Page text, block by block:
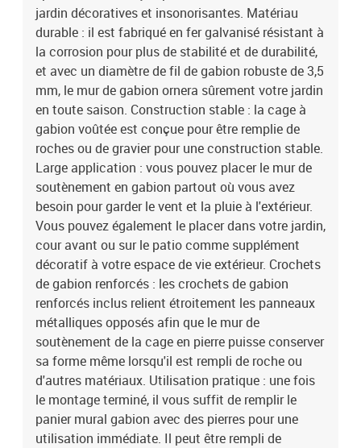
jardin décoratives et insonorisantes. Matériau
durable : il est fabriqué en fer galvanisé résistant à
la corrosion pour plus de stabilité et de durabilité,
et avec un diamètre de fil de gabion robuste de 3,5
mm, le mur de gabion ornera sûrement votre jardin
en toute saison. Construction stable : la cage à
gabion voûtée est conçue pour être remplie de
roches ou de gravier pour une construction stable.
Large application : vous pouvez placer le mur de
soutènement en gabion partout où vous avez
besoin pour garder le vent et la pluie à l'extérieur.
Vous pouvez également le placer dans votre jardin,
cour avant ou sur le patio comme supplément
décoratif à votre espace de vie extérieur. Crochets
de gabion renforcés : les crochets de gabion
renforcés inclus relient étroitement les panneaux
métalliques opposés afin que le mur de
soutènement de la cage en pierre puisse conserver
sa forme même lorsqu'il est rempli de roche ou
d'autres matériaux. Utilisation pratique : une fois
le montage terminé, il vous suffit de remplir le
panier mural gabion avec des pierres pour une
utilisation immédiate. Il peut être rempli de